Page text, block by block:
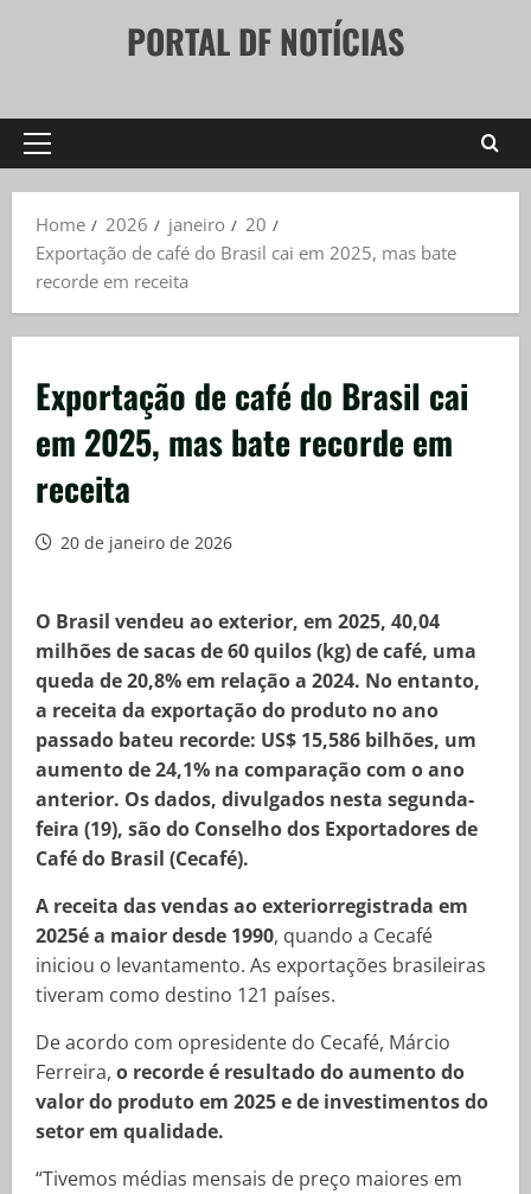
PORTAL DF NOTÍCIAS
Primary
Home
2026 janeiro
20
Exportação de café do Brasil cai em 2025, mas bate
recorde em receita
Exportação de café do Brasil cai
em 2025, mas bate recorde em
receita
20 de janeiro de 2026
O Brasil vendeu ao exterior, em 2025, 40,04
milhões de sacas de 60 quilos (kg) de café, uma
queda de 20,8% em relação a 2024. No entanto,
a receita da exportação do produto no ano
passado bateu recorde: US$ 15,586 bilhões, um
aumento de 24,1% na comparação com o ano
anterior. Os dados, divulgados nesta segunda-
feira (19), são do Conselho dos Exportadores de
Café do Brasil (Cecafé).
A receita das vendas ao exteriorregistrada em
2025é a maior desde 1990, quando a Cecafé
iniciou o levantamento. As exportações brasileiras
tiveram como destino 121 países.
De acordo com opresidente do Cecafé, Márcio
Ferreira, o recorde é resultado do aumento do
valor do produto em 2025 e de investimentos do
setor em qualidade.
“Tivemos médias mensais de preço maiores em